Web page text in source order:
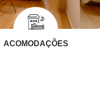
ACOMODAÇÕES